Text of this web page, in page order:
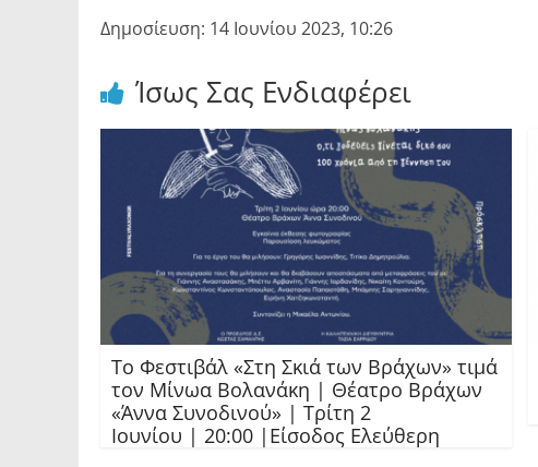
Δημοσίευση: 14 Ιουνίου 2023, 10:26
Ίσως Σας Ενδιαφέρει
Το Φεστιβάλ «Στη Σκιά των Βράχων» τιμά
τον Μίνωα Βολανάκη | Θέατρο Βράχων
«Άννα Συνοδινού» | Τρίτη 2
Ιουνίου | 20:00 |Είσοδος Ελεύθερη